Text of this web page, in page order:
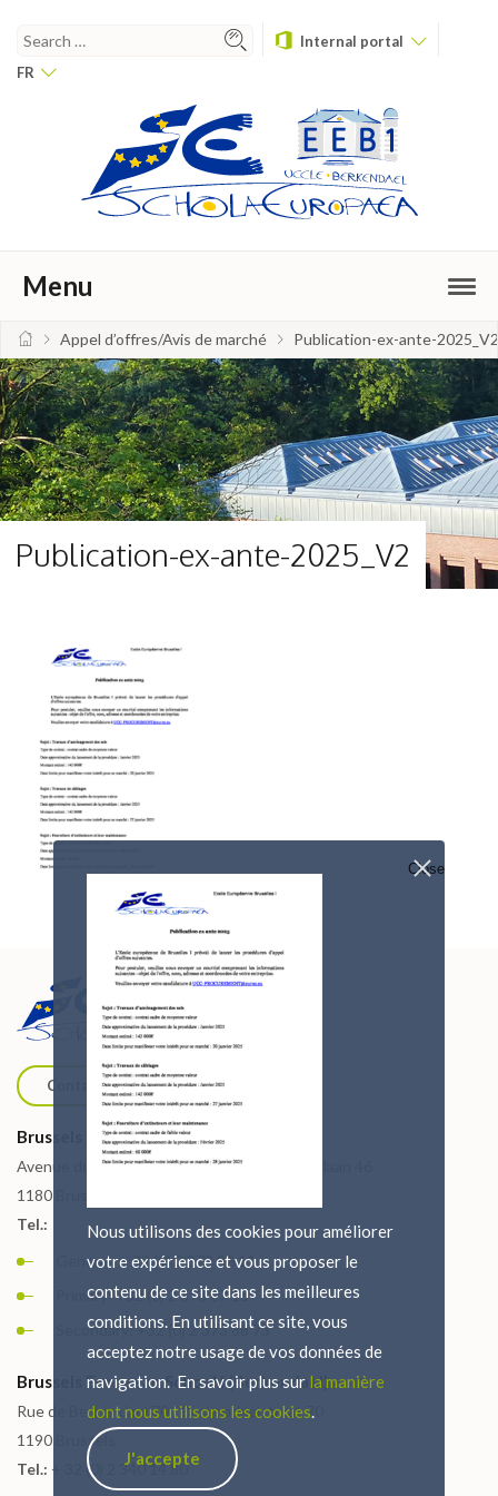
Internal portal
FR
Menu
Appel d’offres/Avis de marché Publication-ex-ante-2025_V2
Publication-ex-ante-2025_V2
Contact us
Brussels European School I (Uccle)
Avenue du Vert Chasseur 46 / Groene Jagerlaan 46
1180 Brussels
Tel.:
General: + 32 (0) 2 373 86 11
Primary: +32 (0) 2 373 87 15
Secondary: +32 (0) 2 373 88 73
Brussels European School I (Berkendael)
Rue de Berkendael 70 / Berkendaelstraat 70
1190 Brussels
Tel.: + 32 (0) 2 340 14 80
Nous utilisons des cookies pour améliorer
votre expérience et vous proposer le
contenu de ce site dans les meilleures
conditions. En utilisant ce site, vous
acceptez notre usage de vos données de
navigation. En savoir plus sur la manière
dont nous utilisons les cookies.
J'accepte
Close